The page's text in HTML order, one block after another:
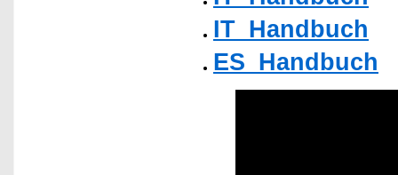
IT_Handbuch
ES_Handbuch